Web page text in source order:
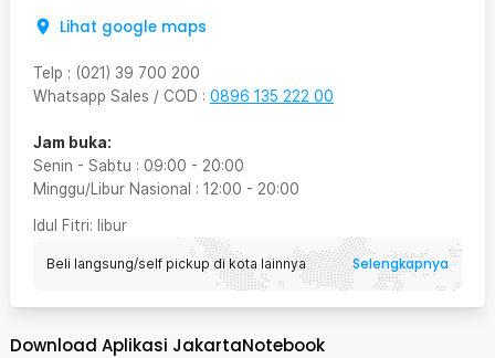
Lihat google maps
Telp : (021) 39 700 200
Whatsapp Sales / COD : 0896 135 222 00
Jam buka:
Senin - Sabtu : 09:00 - 20:00
Minggu/Libur Nasional : 12:00 - 20:00
Idul Fitri: libur
Beli langsung/self pickup di kota lainnya Selengkapnya
Download Aplikasi JakartaNotebook